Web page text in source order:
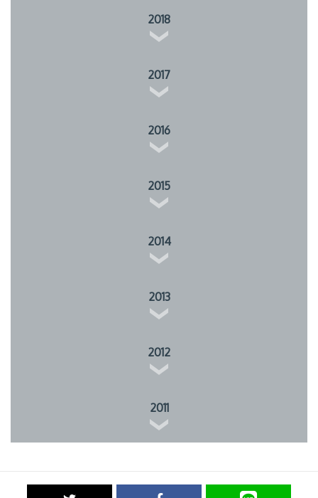
2018
2017
2016
2015
2014
2013
2012
2011